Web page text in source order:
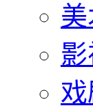
戏